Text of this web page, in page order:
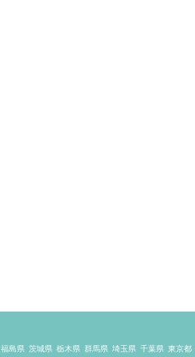
福島県 茨城県 栃木県 群馬県 埼玉県 千葉県 東京都